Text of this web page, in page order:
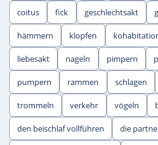
coitus fick geschlechtsakt
hämmern klopfen
liebesakt nageln pimpern
pumpern rammen schlagen
trommeln verkehr vögeln
den beischlaf vollführen die